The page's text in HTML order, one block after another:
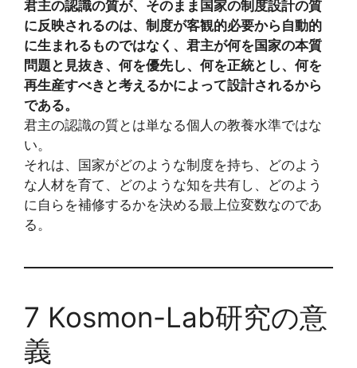
君主の認識の質が、そのまま国家の制度設計の質
に反映されるのは、制度が客観的必要から自動的
に生まれるものではなく、君主が何を国家の本質
問題と見抜き、何を優先し、何を正統とし、何を
再生産すべきと考えるかによって設計されるから
である。
君主の認識の質とは単なる個人の教養水準ではな
い。
それは、国家がどのような制度を持ち、どのよう
な人材を育て、どのような知を共有し、どのよう
に自らを補修するかを決める最上位変数なのであ
る。
7 Kosmon-Lab研究の意
義